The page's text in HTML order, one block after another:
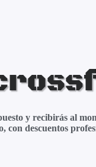
y recibirás al
con descuentos